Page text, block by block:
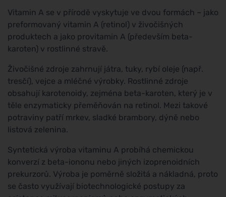
Vitamin A se v přírodě vyskytuje ve dvou formách – jako
preformovaný vitamin A (retinol) v živočišných
produktech a jako provitamin A (především beta-
karoten) v rostlinné stravě.
Živočišné zdroje zahrnují játra, tuky, rybí oleje (např.
tresčí), vejce a mléčné výrobky. Rostlinné zdroje
obsahují karotenoidy, zejména beta-karoten, který je v
těle enzymaticky přeměňován na retinol. Mezi takové
potraviny patří mrkev, sladké brambory, dýně nebo
listová zelenina.
Syntetická výroba vitaminu A probíhá chemickou
konverzí z beta-iononu nebo jiných izoprenoidních
prekurzorů. Výroba je poměrně složitá a nákladná, proto
se často využívají biotechnologické postupy za